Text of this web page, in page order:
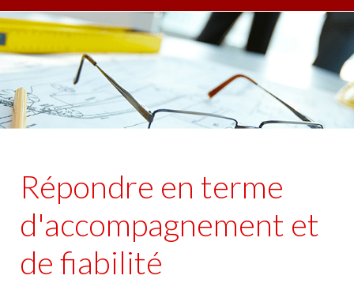
recherche
Répondre en terme
d'accompagnement et
de fiabilité